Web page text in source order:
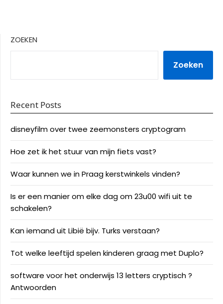
ZOEKEN
Zoeken
Recent Posts
disneyfilm over twee zeemonsters cryptogram
Hoe zet ik het stuur van mijn fiets vast?
Waar kunnen we in Praag kerstwinkels vinden?
Is er een manier om elke dag om 23u00 wifi uit te
schakelen?
Kan iemand uit Libië bijv. Turks verstaan?
Tot welke leeftijd spelen kinderen graag met Duplo?
software voor het onderwijs 13 letters cryptisch ?
Antwoorden